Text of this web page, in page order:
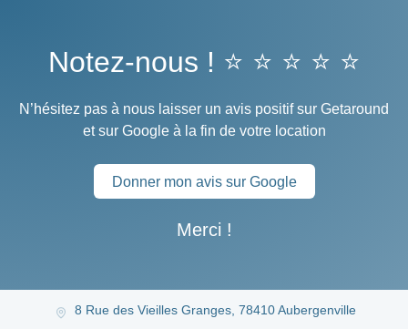
Notez-nous ! ⭐ ⭐ ⭐ ⭐ ⭐
N’hésitez pas à nous laisser un avis positif sur Getaround
et sur Google à la fin de votre location
Donner mon avis sur Google
Merci !
8 Rue des Vieilles Granges, 78410 Aubergenville